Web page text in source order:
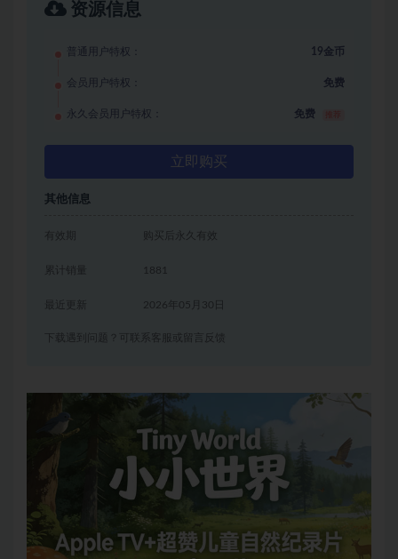
资源信息
普通用户特权： 19金币
会员用户特权： 免费
永久会员用户特权： 免费
立即购买
其他信息
有效期 购买后永久有效
累计销量 1881
2026年05月30日
下载遇到问题？可联系客服或留言反馈